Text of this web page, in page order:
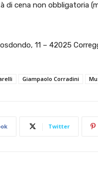
di cena non obbligatoria
11 – 42025
Giampaolo Corradini
Twitter